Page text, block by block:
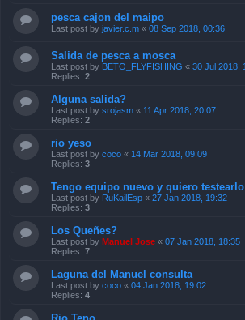
pesca cajon del maipo
Last post by javier.c.m « 08 Sep 2018, 00:36
Salida de pesca a mosca
Last post by BETO_FLYFISHING « 30 Jul 2018,
Replies: 2
Alguna salida?
Last post by srojasm « 11 Apr 2018, 20:07
Replies: 2
rio yeso
Last post by coco « 14 Mar 2018, 09:09
Replies: 3
Tengo equipo nuevo y quiero
Last post by RuKailEsp « 27 Jan 2018, 19:32
Replies: 3
Los Queñes?
Last post by Manuel Jose « 07 Jan 2018, 18:35
Replies: 7
Laguna del Manuel consulta
Last post by coco « 04 Jan 2018, 19:02
Replies: 4